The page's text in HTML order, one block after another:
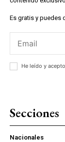
Es gratis y puedes
He leído y
Secciones
Nacionales